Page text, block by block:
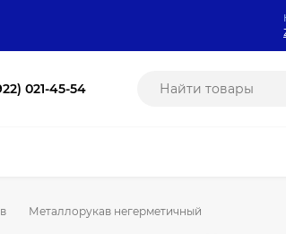
021-45-54
Металлорукав негерметичный